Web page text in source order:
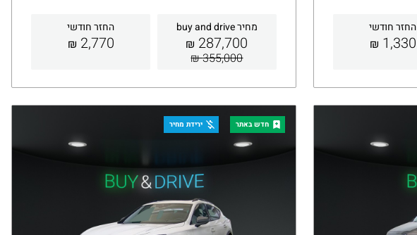
החזר חודשי
1,330
₪
מחיר buy and drive
287,700
₪
355,000 ₪
החזר חודשי
2,770
₪
קבלת הצעה
חדש באתר ירידת מחיר